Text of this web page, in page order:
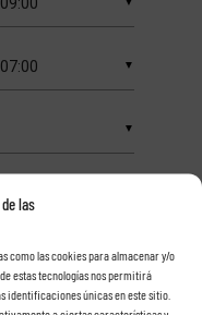
las
como las cookies para almacenar y/o
estas tecnologías nos permitirá
identificaciones únicas en este sitio.